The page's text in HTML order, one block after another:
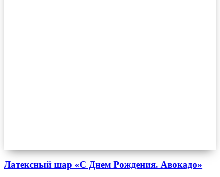
Латексный шар «С Днем Рождения. Авокадо»